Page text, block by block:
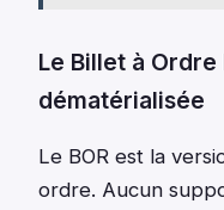
Le Billet à Ordre
dématérialisée
Le BOR est la
ordre. Aucun